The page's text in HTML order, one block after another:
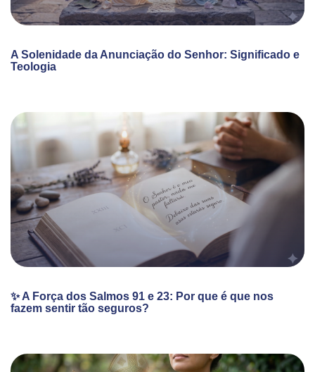
A Solenidade da Anunciação do Senhor: Significado e
Teologia
✨ A Força dos Salmos 91 e 23: Por que é que nos
fazem sentir tão seguros?